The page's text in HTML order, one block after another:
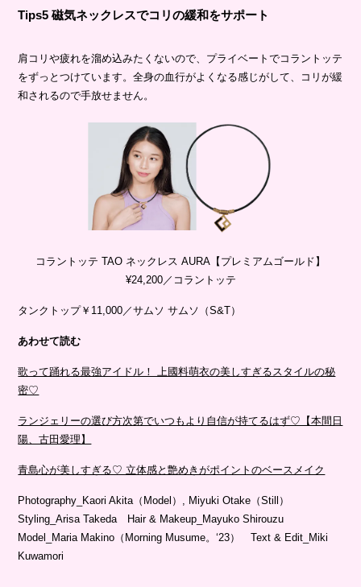
Tips5 磁気ネックレスでコリの緩和をサポート
肩コリや疲れを溜め込みたくないので、プライベートでコラントッテ
をずっとつけています。全身の血行がよくなる感じがして、コリが緩
和されるので手放せません。
コラントッテ TAO ネックレス AURA【プレミアムゴールド】
¥24,200／コラントッテ
タンクトップ￥11,000／サムソ サムソ（S&T）
あわせて読む
歌って踊れる最強アイドル！ 上國料萌衣の美しすぎるスタイルの秘
密♡
ランジェリーの選び方次第でいつもより自信が持てるはず♡【本間日
陽、古田愛理】
青島心が美しすぎる♡ 立体感と艶めきがポイントのベースメイク
Photography_Kaori Akita（Model）, Miyuki Otake（Still）
Styling_Arisa Takeda Hair & Makeup_Mayuko Shirouzu
Model_Maria Makino（Morning Musume。‘23） Text & Edit_Miki
Kuwamori